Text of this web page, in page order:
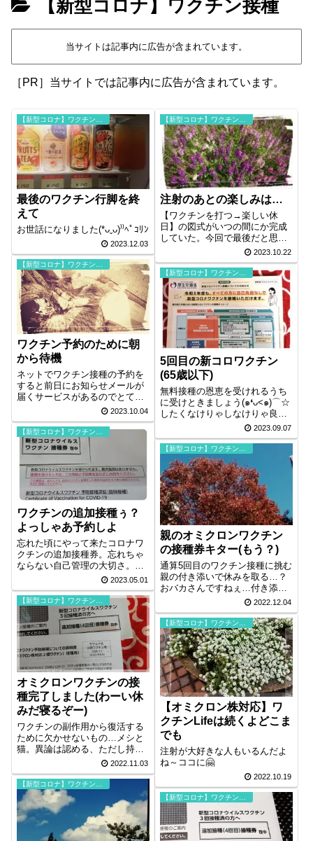
【新型コロナ】ワクチン接種
当サイトは記事内に広告が含まれています。
［PR］当サイトでは記事内に広告が含まれています。
【新型コロナ】ワクチン接種
最後のワクチン行脚を終
えて
お世話になりました(*ᴗˬᴗ)⁾⁾ﾍﾟｺﾘﾝ
2023.12.03
【新型コロナ】ワクチン接種
注射のあとの楽しみは…
【ワクチンを打つ→楽しい休
日】の図式がいつの間にか完成
していた。今回で最後だと思う
となかなか感慨深いですね。接
種会場のスタッフさん達今まで
ありがとう(*ᴗˬᴗ)⁾⁾ﾍﾟｺ
2023.10.22
ワクチン予約のために朝
から待機
ネットでワクチン接種の予約を
すると前日にお知らせメールが
届くサービスがあるのでとても
2023.10.04
5回目の新コロワクチン
(65歳以下)
無料接種の恩恵を受けれるうち
に受けときましょう(๑❛ᴗ˂๑)⌒☆
したくなけりゃしなけりゃ良い
2023.09.07
ワクチンの追加接種ぅ？
よっしゃあ予約しよ
忘れた頃にやって来たコロナワ
クチンの追加接種券。忘れちゃ
ならない自己管理の大切さ。自
分で考える頭を誰もが持ってい
2023.05.01
親のオミクロンワクチン
の接種券キター(もう？)
通算5回目のワクチン接種に挑む
親の付き添いで休みを取る…？
おバカさんですねぇ…付き添い
が終わってから(仕事に)Goする
に決まってます。そんなことよ
りもレースがヒラヒラ付いたマ
スクを欲しがるのは老親(ろうし
ん)あるあるなんでしょうか？
2022.12.04
オミクロンワクチンの接
種完了しました(わーい休
みだ寝るぞー)
ワクチンの副作用から復活する
ために欠かせないもの…メシと
猫。異論は認める、ただし持論
は決して譲らないぞ！！2022.11.03
【オミクロン株対応】ワ
クチンLifeは続くよどこま
でも
注射が大好きな人もいるんだよ
ね～ココに🤗
2022.10.19
【新型コロナ】ワクチン接種